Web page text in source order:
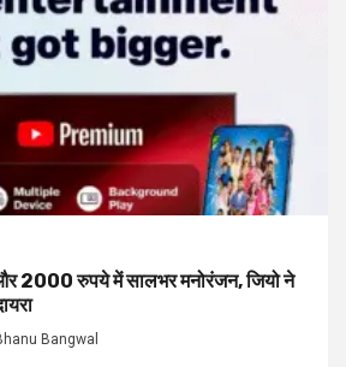
2000 रुपये में सालभर मनोरंजन, जियो ने
Bangwal